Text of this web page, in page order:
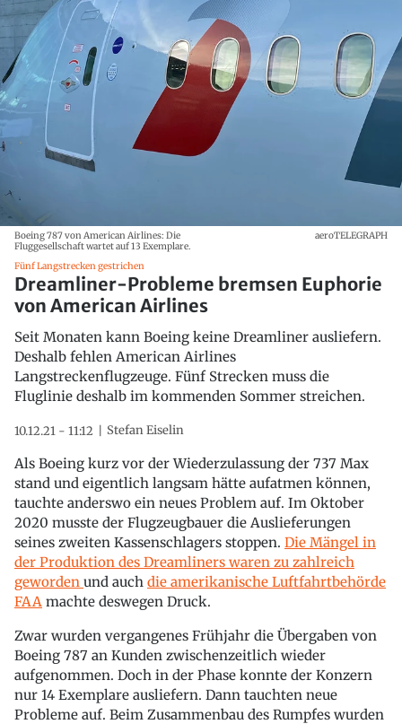
Boeing 787 von American Airlines: Die
Fluggesellschaft wartet auf 13 Exemplare.
aeroTELEGRAPH
Fünf Langstrecken gestrichen
Dreamliner-Probleme bremsen Euphorie
von American Airlines
Seit Monaten kann Boeing keine Dreamliner ausliefern.
Deshalb fehlen American Airlines
Langstreckenflugzeuge. Fünf Strecken muss die
Fluglinie deshalb im kommenden Sommer streichen.
10.12.21 - 11:12 Stefan Eiselin
Als Boeing kurz vor der Wiederzulassung der 737 Max
stand und eigentlich langsam hätte aufatmen können,
tauchte anderswo ein neues Problem auf. Im Oktober
2020 musste der Flugzeugbauer die Auslieferungen
seines zweiten Kassenschlagers stoppen. Die Mängel in
der Produktion des Dreamliners waren zu zahlreich
geworden und auch die amerikanische Luftfahrtbehörde
FAA machte deswegen Druck.
Zwar wurden vergangenes Frühjahr die Übergaben von
Boeing 787 an Kunden zwischenzeitlich wieder
aufgenommen. Doch in der Phase konnte der Konzern
nur 14 Exemplare ausliefern. Dann tauchten neue
Probleme auf. Beim Zusammenbau des Rumpfes wurden